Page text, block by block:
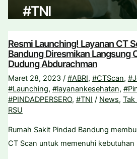
#TNI
Resmi Launching! Layanan CT
Bandung Diresmikan Langsung
Dudung Abdurachman
Maret 28, 2023 / #ABRI, #CTScan,
#Launching, #layanankesehatan,
#PINDADPERSERO, #TNI / News, Tak
RSU
Rumah Sakit Pindad Bandung
CT Scan untuk memenuhi kebutuhan